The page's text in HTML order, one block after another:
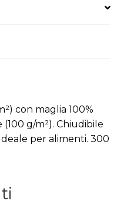
con maglia 100%
g/m²). Chiudibile
per alimenti. 300